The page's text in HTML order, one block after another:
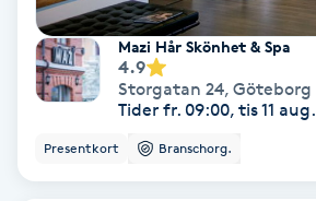
Radiofrekvens
Mazi Hår Skönhet & Spa
4.9
Storgatan 24, Göteborg
Tider fr. 09:00, tis 11 aug.
Presentkort Branschorg.